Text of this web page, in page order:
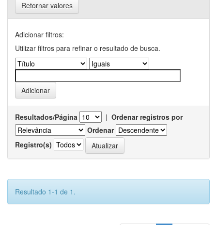
Retornar valores
Adicionar filtros:
Utilizar filtros para refinar o resultado de busca.
Resultados/Página | Ordenar registros por
Ordenar
Registro(s)
Resultado 1-1 de 1.